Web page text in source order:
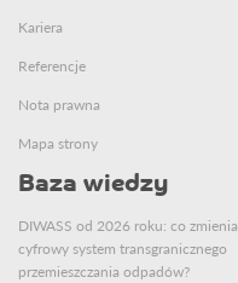
Kariera
Referencje
Nota prawna
Mapa strony
Baza wiedzy
DIWASS od 2026 roku: co zmienia
cyfrowy system transgranicznego
przemieszczania odpadów?